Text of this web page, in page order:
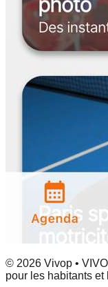
© 2026 Vivop •
pour les habitants et